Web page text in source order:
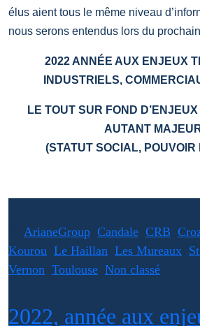
élus aient tous le même niveau
nous serons entendus lors du
2022 ANNÉE AUX ENJEUX
INDUSTRIELS,
LE TOUT SUR FOND
AUTANT
(STATUT SOCIAL, POUVOIR
ArianeGroup Candale CRB
Kourou Le Haillan Les Mureaux
Vernon Toulouse Non classé
2022, année aux